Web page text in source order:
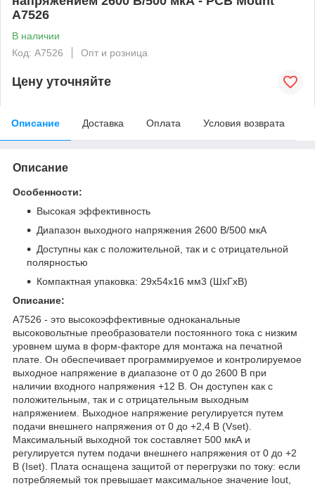
A7526
В наличии
Код: A7526
Опт и розница
Цену уточняйте
Описание Доставка Оплата Условия возврата
Описание
Особенности:
Высокая эффективность
Диапазон выходного напряжения 2600 В/500 мкА
Доступны как с положительной, так и с отрицательной
полярностью
Компактная упаковка: 29x54x16 мм3 (ШхГхВ)
Описание:
A7526 - это высокоэффективные одноканальные
высоковольтные преобразователи постоянного тока с низким
уровнем шума в форм-факторе для монтажа на печатной
плате. Он обеспечивает программируемое и контролируемое
выходное напряжение в диапазоне от 0 до 2600 В при
наличии входного напряжения +12 В. Он доступен как с
положительным, так и с отрицательным выходным
напряжением. Выходное напряжение регулируется путем
подачи внешнего напряжения от 0 до +2,4 В (Vset).
Максимальный выходной ток составляет 500 мкА и
регулируется путем подачи внешнего напряжения от 0 до +2
В (Iset). Плата оснащена защитой от перегрузки по току: если
потребляемый ток превышает максимальное значение Iout,